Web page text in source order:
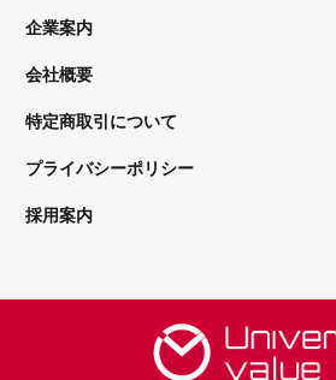
企業案内
会社概要
特定商取引について
プライバシーポリシー
採用案内